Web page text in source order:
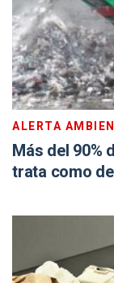
ALERTA
Más del 90%
trata como